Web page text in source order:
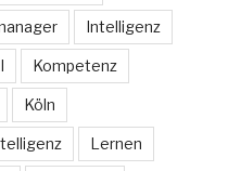
Intelligenz
Kompetenz
Köln
Lernen